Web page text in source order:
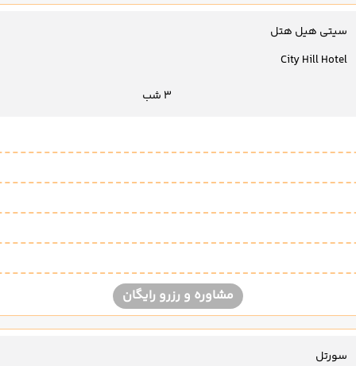
سیتی هیل هتل
City Hill Hotel
3 شب
مشاوره و رزرو رایگان
سورتل